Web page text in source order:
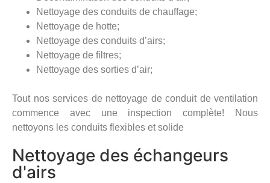
Nettoyage des conduits de chauffage;
Nettoyage de hotte;
Nettoyage des conduits d’airs;
Nettoyage de filtres;
Nettoyage des sorties d’air;
Tout nos services de nettoyage de conduit de ventilation
commence avec une inspection complète! Nous
nettoyons les conduits flexibles et solide
Nettoyage des échangeurs
d'airs